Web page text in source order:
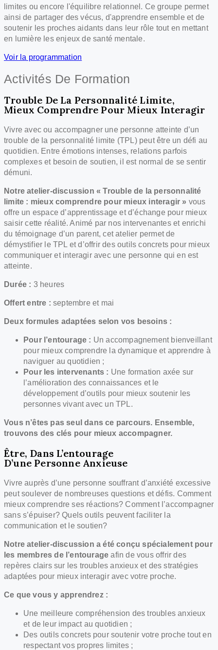
limites ou encore l'équilibre relationnel. Ce groupe permet
ainsi de partager des vécus, d'apprendre ensemble et de
soutenir les proches aidants dans leur rôle tout en mettant
en lumière les enjeux de santé mentale.
Voir la programmation
Activités De Formation
Trouble De La Personnalité Limite,
Mieux Comprendre Pour Mieux Interagir
Vivre avec ou accompagner une personne atteinte d’un
trouble de la personnalité limite (TPL) peut être un défi au
quotidien. Entre émotions intenses, relations parfois
complexes et besoin de soutien, il est normal de se sentir
démuni.
Notre atelier-discussion « Trouble de la personnalité
limite : mieux comprendre pour mieux interagir » vous
offre un espace d’apprentissage et d’échange pour mieux
saisir cette réalité. Animé par nos intervenantes et enrichi
du témoignage d’un parent, cet atelier permet de
démystifier le TPL et d’offrir des outils concrets pour mieux
communiquer et interagir avec une personne qui en est
atteinte.
Durée : 3 heures
Offert entre : septembre et mai
Deux formules adaptées selon vos besoins :
Pour l’entourage : Un accompagnement bienveillant
pour mieux comprendre la dynamique et apprendre à
naviguer au quotidien ;
Pour les intervenants : Une formation axée sur
l’amélioration des connaissances et le
développement d’outils pour mieux soutenir les
personnes vivant avec un TPL.
Vous n’êtes pas seul dans ce parcours. Ensemble,
trouvons des clés pour mieux accompagner.
Être, Dans L’entourage
D’une Personne Anxieuse
Vivre auprès d’une personne souffrant d’anxiété excessive
peut soulever de nombreuses questions et défis. Comment
mieux comprendre ses réactions? Comment l’accompagner
sans s’épuiser? Quels outils peuvent faciliter la
communication et le soutien?
Notre atelier-discussion a été conçu spécialement pour
les membres de l’entourage afin de vous offrir des
repères clairs sur les troubles anxieux et des stratégies
adaptées pour mieux interagir avec votre proche.
Ce que vous y apprendrez :
Une meilleure compréhension des troubles anxieux
et de leur impact au quotidien ;
Des outils concrets pour soutenir votre proche tout en
respectant vos propres limites ;